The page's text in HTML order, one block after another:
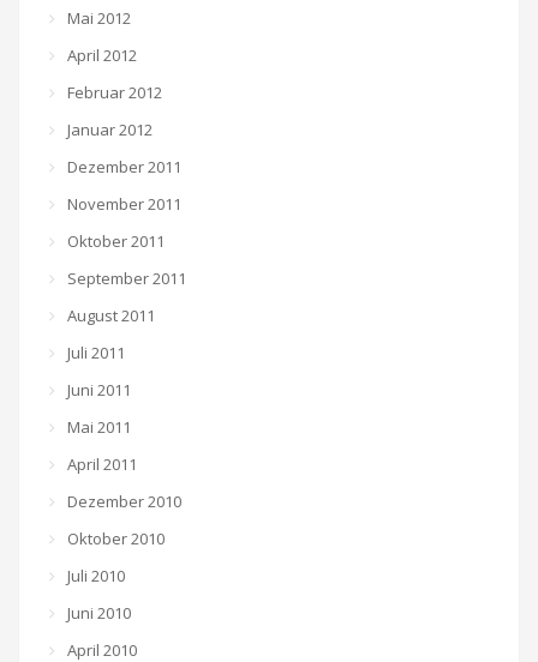
Mai 2012
April 2012
Februar 2012
Januar 2012
Dezember 2011
November 2011
Oktober 2011
September 2011
August 2011
Juli 2011
Juni 2011
Mai 2011
April 2011
Dezember 2010
Oktober 2010
Juli 2010
Juni 2010
April 2010